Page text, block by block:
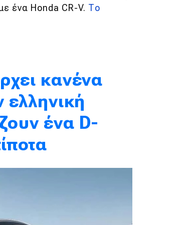
ένα Honda CR-V. Το
κανένα
ελληνική
ένα D-